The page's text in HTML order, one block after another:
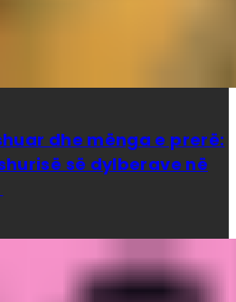
dhe mënga e prerë:
së dylberave në